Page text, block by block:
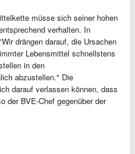
müsse sich seiner hohen
verhalten. In
drängen darauf, die Ursachen
Lebensmittel schnellstens
in den
abzustellen." Die
darauf verlassen können, dass
der BVE-Chef gegenüber der